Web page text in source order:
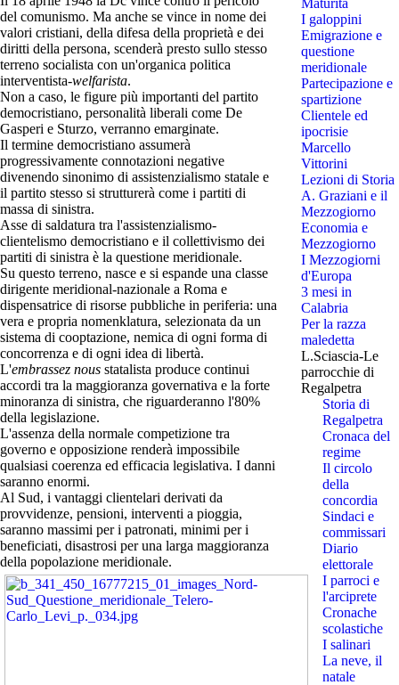
del comunismo. Ma anche se vince in nome dei
valori cristiani, della difesa della proprietà e dei
diritti della persona, scenderà presto sullo stesso
terreno socialista con un'organica politica
interventista-welfarista.
Non a caso, le figure più importanti del partito
democristiano, personalità liberali come De
Gasperi e Sturzo, verranno emarginate.
Il termine democristiano assumerà
progressivamente connotazioni negative
divenendo sinonimo di assistenzialismo statale e
il partito stesso si strutturerà come i partiti di
massa di sinistra.
Asse di saldatura tra l'assistenzialismo-
clientelismo democristiano e il collettivismo dei
partiti di sinistra è la questione meridionale.
Su questo terreno, nasce e si espande una classe
dirigente meridional-nazionale a Roma e
dispensatrice di risorse pubbliche in periferia: una
vera e propria nomenklatura, selezionata da un
sistema di cooptazione, nemica di ogni forma di
concorrenza e di ogni idea di libertà.
L'embrassez nous statalista produce continui
accordi tra la maggioranza governativa e la forte
minoranza di sinistra, che riguarderanno l'80%
della legislazione.
L'assenza della normale competizione tra
governo e opposizione renderà impossibile
qualsiasi coerenza ed efficacia legislativa. I danni
saranno enormi.
Al Sud, i vantaggi clientelari derivati da
provvidenze, pensioni, interventi a pioggia,
saranno massimi per i patronati, minimi per i
beneficiati, disastrosi per una larga maggioranza
della popolazione meridionale.
I galoppini
Emigrazione e
questione
meridionale
Partecipazione e
spartizione
Clientele ed
ipocrisie
Marcello
Vittorini
Lezioni di Storia
A. Graziani e il
Mezzogiorno
Economia e
Mezzogiorno
I Mezzogiorni
d'Europa
3 mesi in
Calabria
Per la razza
maledetta
L.Sciascia-Le
parrocchie di
Regalpetra
Storia di
Regalpetra
Cronaca del
regime
Il circolo
della
concordia
Sindaci e
commissari
Diario
elettorale
I parroci e
l'arciprete
Cronache
scolastiche
I salinari
La neve, il
natale